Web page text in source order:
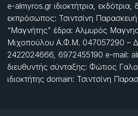
e-almyros.gr ιδιοκτήτρια, εκδότρια,
εκπρόσωπος: Τσιντσίνη Παρασκευή
“Μαγνήτης” έδρα: Αλμυρός
Μιχοπούλου Α.Φ.Μ. 047057290 –
2422024666, 6972455190 e-mail:
διευθυντής σύνταξης: Φώτιος
ιδιοκτήτης domain: Τσιντσίνη